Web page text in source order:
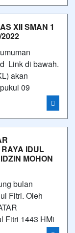
XII SMAN 1
Link di bawah.
akan
09
IDUL
MOHON
bulan
Fitri. Oleh
Fitri 1443 HMi